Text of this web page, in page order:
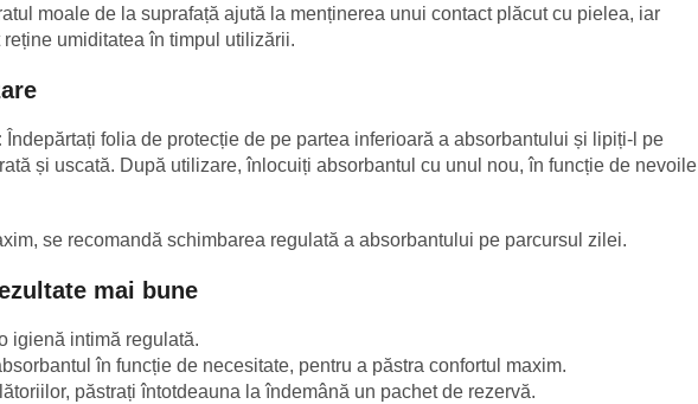
moale de la suprafață ajută la menținerea unui contact plăcut cu pielea, iar
umiditatea în timpul utilizării.
Îndepărtați folia de protecție de pe partea inferioară a absorbantului și lipiți-l pe
și uscată. După utilizare, înlocuiți absorbantul cu unul nou, în funcție de nevoile
se recomandă schimbarea regulată a absorbantului pe parcursul zilei.
mai bune
igienă intimă regulată.
în funcție de necesitate, pentru a păstra confortul maxim.
păstrați întotdeauna la îndemână un pachet de rezervă.